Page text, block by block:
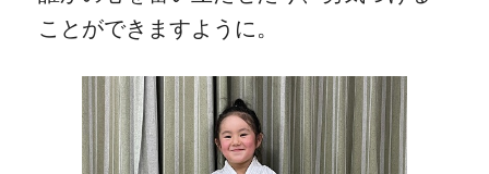
ことができますように。